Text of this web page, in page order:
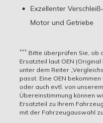
Exzellenter
Motor und Getriebe
10W-50
Interne Artikelnummer
2473971
Verwendung
*** Bitte überprüfen Sie, ob
Ersatzteil laut OEN
unter dem Reiter
passt. Eine OEN
oder auch evtl. von
Übereinstimmung können
Ersatzteil zu Ihrem
mit der Fahrzeugauswahl